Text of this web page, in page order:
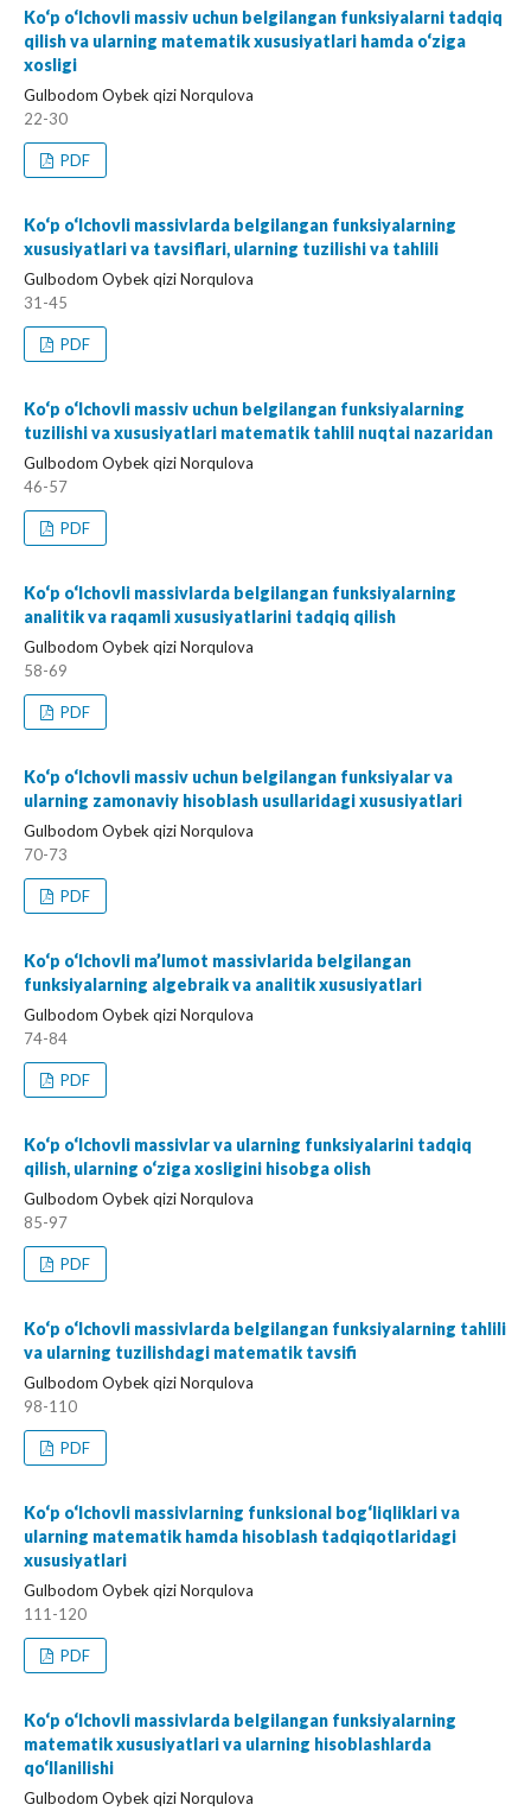
Ko‘p o‘lchovli massiv uchun belgilangan funksiyalarni tadqiq
qilish va ularning matematik xususiyatlari hamda o‘ziga
xosligi
Gulbodom Oybek qizi Norqulova
22-30
PDF
Ko‘p o‘lchovli massivlarda belgilangan funksiyalarning
xususiyatlari va tavsiflari, ularning tuzilishi va tahlili
Gulbodom Oybek qizi Norqulova
31-45
PDF
Ko‘p o‘lchovli massiv uchun belgilangan funksiyalarning
tuzilishi va xususiyatlari matematik tahlil nuqtai nazaridan
Gulbodom Oybek qizi Norqulova
46-57
PDF
Ko‘p o‘lchovli massivlarda belgilangan funksiyalarning
analitik va raqamli xususiyatlarini tadqiq qilish
Gulbodom Oybek qizi Norqulova
58-69
PDF
Ko‘p o‘lchovli massiv uchun belgilangan funksiyalar va
ularning zamonaviy hisoblash usullaridagi xususiyatlari
Gulbodom Oybek qizi Norqulova
70-73
PDF
Ko‘p o‘lchovli ma’lumot massivlarida belgilangan
funksiyalarning algebraik va analitik xususiyatlari
Gulbodom Oybek qizi Norqulova
74-84
PDF
Ko‘p o‘lchovli massivlar va ularning funksiyalarini tadqiq
qilish, ularning o‘ziga xosligini hisobga olish
Gulbodom Oybek qizi Norqulova
85-97
PDF
Ko‘p o‘lchovli massivlarda belgilangan funksiyalarning tahlili
va ularning tuzilishdagi matematik tavsifi
Gulbodom Oybek qizi Norqulova
98-110
PDF
Ko‘p o‘lchovli massivlarning funksional bog‘liqliklari va
ularning matematik hamda hisoblash tadqiqotlaridagi
xususiyatlari
Gulbodom Oybek qizi Norqulova
111-120
PDF
Ko‘p o‘lchovli massivlarda belgilangan funksiyalarning
matematik xususiyatlari va ularning hisoblashlarda
qo‘llanilishi
Gulbodom Oybek qizi Norqulova